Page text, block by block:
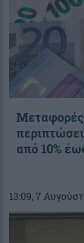
Μεταφορές
από 10%
13:09, 7